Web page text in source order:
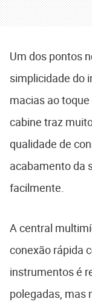
Um dos pontos
simplicidade do
macias ao
cabine traz
qualidade de
acabamento da
facilmente.
A central
conexão rápida
instrumentos é
polegadas, mas